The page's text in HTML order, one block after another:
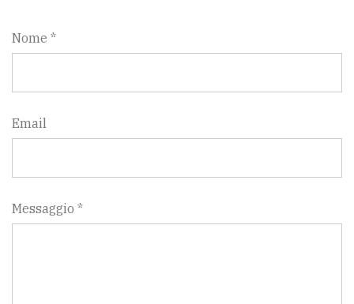
Nome *
Email
Messaggio *